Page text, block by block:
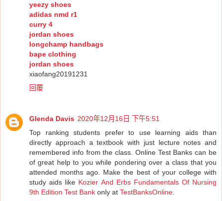
yeezy shoes
adidas nmd r1
curry 4
jordan shoes
longchamp handbags
bape clothing
jordan shoes
xiaofang20191231
回覆
Glenda Davis 2020年12月16日 下午5:51
Top ranking students prefer to use learning aids than
directly approach a textbook with just lecture notes and
remembered info from the class. Online Test Banks can be
of great help to you while pondering over a class that you
attended months ago. Make the best of your college with
study aids like Kozier And Erbs Fundamentals Of Nursing
9th Edition Test Bank only at TestBanksOnline